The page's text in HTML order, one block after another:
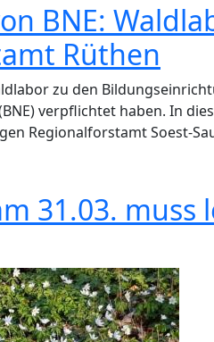
BNE:
Rüthen
zu den
verpflichtet haben. In
Regionalforstamt Soest-
31.03. muss